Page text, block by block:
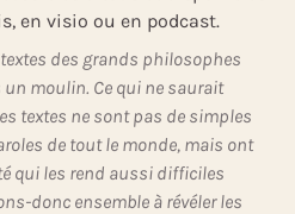
en visio ou en podcast.
des grands philosophes
moulin. Ce qui ne saurait
textes ne sont pas de simples
de tout le monde, mais ont
qui les rend aussi difficiles
donc ensemble à révéler les